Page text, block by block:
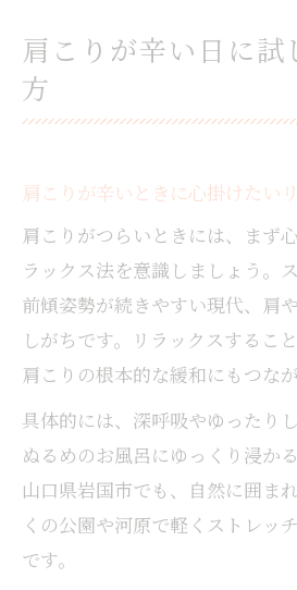
肩こりが辛い日に試
方
肩こりが辛いときに心掛けたい
肩こりがつらいときには、まず
ラックス法を意識しましょう。
前傾姿勢が続きやすい現代、肩
しがちです。リラックスするこ
肩こりの根本的な緩和にもつなが
具体的には、深呼吸やゆったり
ぬるめのお風呂にゆっくり浸か
山口県岩国市でも、自然に囲ま
くの公園や河原で軽くストレッ
です。